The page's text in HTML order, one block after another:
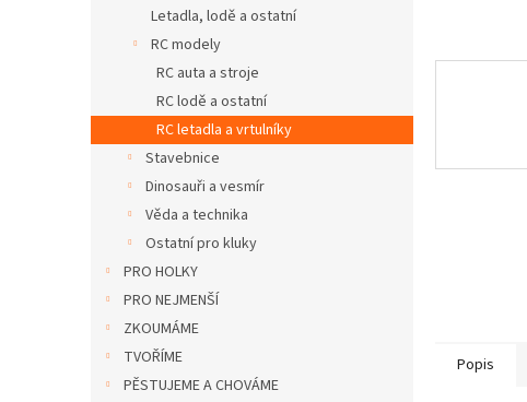
Letadla, lodě a ostatní
RC modely
RC auta a stroje
RC lodě a ostatní
RC letadla a vrtulníky
Stavebnice
Dinosauři a vesmír
Věda a technika
Ostatní pro kluky
PRO HOLKY
PRO NEJMENŠÍ
ZKOUMÁME
TVOŘÍME
PĚSTUJEME A CHOVÁME
Popis